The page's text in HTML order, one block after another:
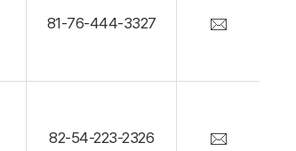
81-76-444-3327
82-54-223-2326